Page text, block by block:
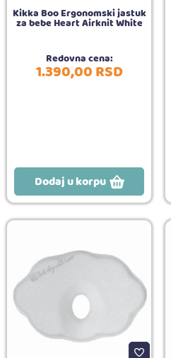
Kikka Boo Ergonomski jastuk
za bebe Heart Airknit White
Redovna cena:
1.390,00RSD
Dodaj u korpu